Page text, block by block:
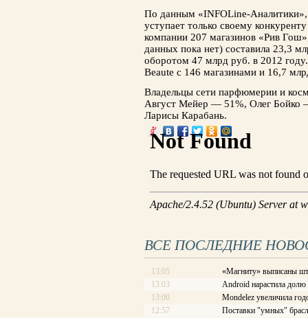
По данным «INFO­Line-
уступает только своему
компании 207 магазинов «Рив
данных пока нет) составила 23,3
оборотом 47 млрд руб. в 2012
Beaute с 146 магазинами и 16,7
Владельцы сети парфюмерии и
Август Мейер — 51%, Олег Бойко
Ларисы Карабань.
ВСЕ ПОСЛЕДНИЕ
13:05
«Магниту» выписаны
13:03
Android нарастила
13:00
Mondelez увеличила
12:57
Поставки "умных"